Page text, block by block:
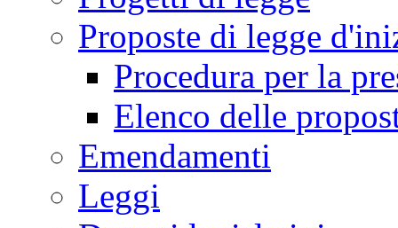
Proposte di legge
Procedura per la
Elenco delle
Emendamenti
Leggi